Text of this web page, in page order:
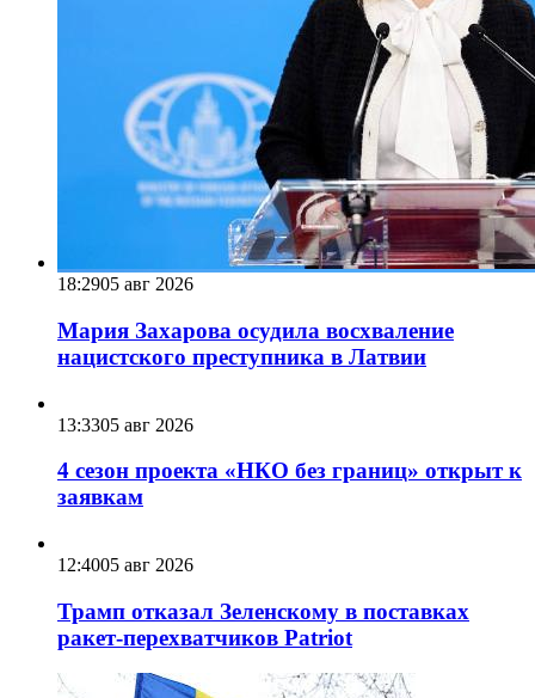
18:2905 авг 2026
Мария Захарова осудила восхваление
нацистского преступника в Латвии
13:3305 авг 2026
4 сезон проекта «НКО без границ» открыт к
заявкам
12:4005 авг 2026
Трамп отказал Зеленскому в поставках
ракет-перехватчиков Patriot